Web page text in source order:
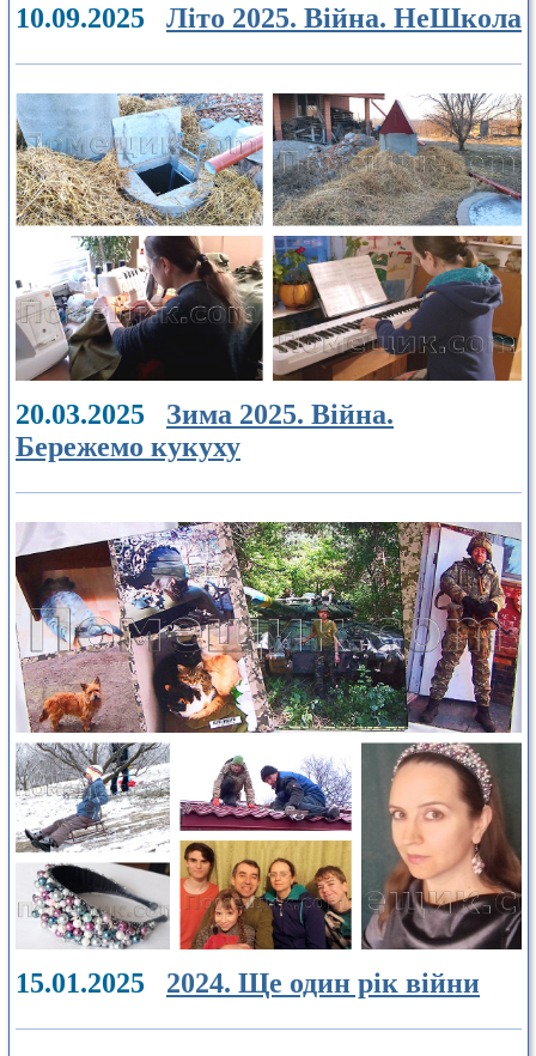
10.09.2025 Літо 2025. Війна. НеШкола
20.03.2025 Зима 2025. Війна.
Бережемо кукуху
15.01.2025 2024. Ще один рік війни